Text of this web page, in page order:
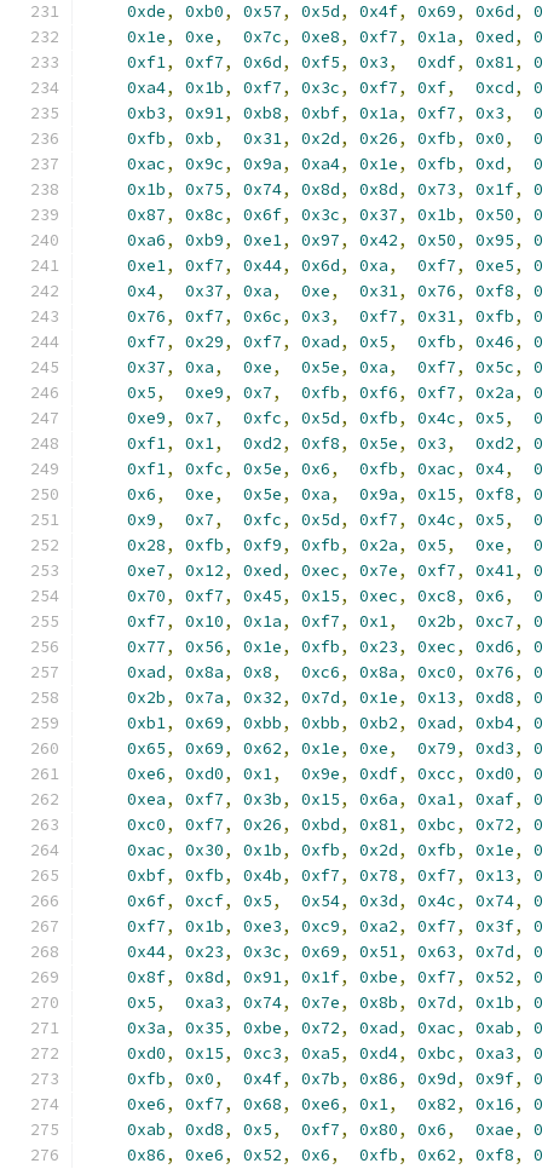
0xde, 0xb0, 0x57, 0x5d, 0x4f, 0x69, 0x6d,
0x1e, 0xe, 0x7c, 0xe8, 0xf7, 0x1a, 0xed,
0xf1, 0xf7, 0x6d, 0xf5, 0x3, 0xdf, 0x81,
0xa4, 0x1b, 0xf7, 0x3c, 0xf7, 0xf, 0xcd,
0xb3, 0x91, 0xb8, 0xbf, 0x1a, 0xf7, 0x3,
0xfb, 0xb, 0x31, 0x2d, 0x26, 0xfb, 0x0,
0xac, 0x9c, 0x9a, 0xa4, 0x1e, 0xfb, 0xd,
0x1b, 0x75, 0x74, 0x8d, 0x8d, 0x73, 0x1f,
0x87, 0x8c, 0x6f, 0x3c, 0x37, 0x1b, 0x50,
0xa6, 0xb9, 0xe1, 0x97, 0x42, 0x50, 0x95,
0xe1, 0xf7, 0x44, 0x6d, 0xa, 0xf7, 0xe5,
0x4, 0x37, 0xa, 0xe, 0x31, 0x76, 0xf8,
0x76, 0xf7, 0x6c, 0x3, 0xf7, 0x31, 0xfb,
0xf7, 0x29, 0xf7, 0xad, 0x5, 0xfb, 0x46,
0x37, 0xa, 0xe, 0x5e, 0xa, 0xf7, 0x5c,
0x5, 0xe9, 0x7, 0xfb, 0xf6, 0xf7, 0x2a,
0xe9, 0x7, 0xfc, 0x5d, 0xfb, 0x4c, 0x5,
0xf1, 0x1, 0xd2, 0xf8, 0x5e, 0x3, 0xd2,
0xf1, 0xfc, 0x5e, 0x6, 0xfb, 0xac, 0x4,
0x6, 0xe, 0x5e, 0xa, 0x9a, 0x15, 0xf8,
0x9, 0x7, 0xfc, 0x5d, 0xf7, 0x4c, 0x5,
0x28, 0xfb, 0xf9, 0xfb, 0x2a, 0x5, 0xe,
0xe7, 0x12, 0xed, 0xec, 0x7e, 0xf7, 0x41,
0x70, 0xf7, 0x45, 0x15, 0xec, 0xc8, 0x6,
0xf7, 0x10, 0x1a, 0xf7, 0x1, 0x2b, 0xc7,
0x77, 0x56, 0x1e, 0xfb, 0x23, 0xec, 0xd6,
0xad, 0x8a, 0x8, 0xc6, 0x8a, 0xc0, 0x76,
0x2b, 0x7a, 0x32, 0x7d, 0x1e, 0x13, 0xd8,
0xb1, 0x69, 0xbb, 0xbb, 0xb2, 0xad, 0xb4,
0x65, 0x69, 0x62, 0x1e, 0xe, 0x79, 0xd3,
0xe6, 0xd0, 0x1, 0x9e, 0xdf, 0xcc, 0xd0,
0xea, 0xf7, 0x3b, 0x15, 0x6a, 0xa1, 0xaf,
0xc0, 0xf7, 0x26, 0xbd, 0x81, 0xbc, 0x72,
0xac, 0x30, 0x1b, 0xfb, 0x2d, 0xfb, 0x1e,
0xbf, 0xfb, 0x4b, 0xf7, 0x78, 0xf7, 0x13,
0x6f, 0xcf, 0x5, 0x54, 0x3d, 0x4c, 0x74,
0xf7, 0x1b, 0xe3, 0xc9, 0xa2, 0xf7, 0x3f,
0x44, 0x23, 0x3c, 0x69, 0x51, 0x63, 0x7d,
0x8f, 0x8d, 0x91, 0x1f, 0xbe, 0xf7, 0x52,
0x5, 0xa3, 0x74, 0x7e, 0x8b, 0x7d, 0x1b,
0x3a, 0x35, 0xbe, 0x72, 0xad, 0xac, 0xab,
0xd0, 0x15, 0xc3, 0xa5, 0xd4, 0xbc, 0xa3,
0xfb, 0x0, 0x4f, 0x7b, 0x86, 0x9d, 0x9f,
0xe6, 0xf7, 0x68, 0xe6, 0x1, 0x82, 0x16,
0xab, 0xd8, 0x5, 0xf7, 0x80, 0x6, 0xae,
0x86, 0xe6, 0x52, 0x6, 0xfb, 0x62, 0xf8,